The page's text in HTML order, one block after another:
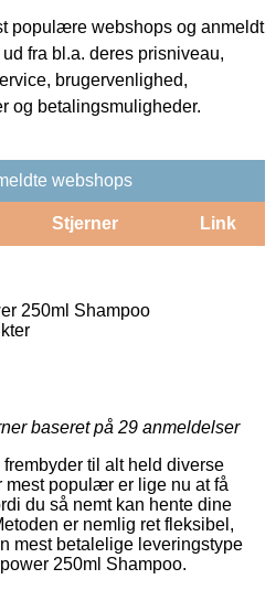
populære webshops og anmeldt
fra bl.a. deres prisniveau,
brugervenlighed,
og betalingsmuligheder.
webshops
Stjerner Link
250ml Shampoo
baseret på 29 anmeldelser
til alt held diverse
mest populær er lige nu at få
du så nemt kan hente dine
er nemlig ret fleksibel,
mest betalelige leveringstype
250ml Shampoo.